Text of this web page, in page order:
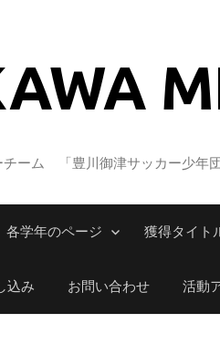
ーム 「豊川御津サッカー少年
各学年のページ 獲得タイト
込み お問い合わせ 活動